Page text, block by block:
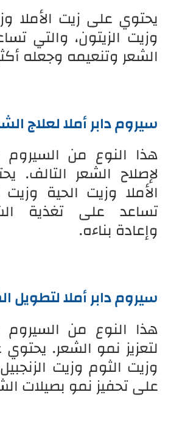
يحتوي على زيت الأملا
وزيت الزيتون، والتي
الشعر وتنعيمه وجعله
سيروم دابر أملا لعلاج
هذا النوع من
لإصلاح الشعر التالف.
الأملا وزيت الحية وزيت
تساعد على تغذية
وإعادة بناءه.
سيروم دابر أملا لتطويل
هذا النوع من
لتعزيز نمو الشعر. يحتوي
وزيت الثوم وزيت
على تحفيز نمو بصيلات